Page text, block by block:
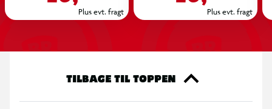
Plus evt. fragt Plus evt. fragt
TILBAGE TIL TOPPEN